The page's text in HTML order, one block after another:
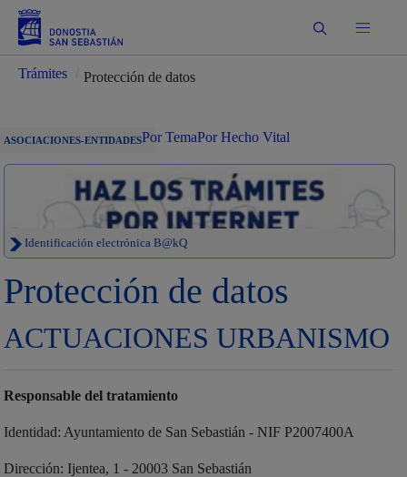
Buscar
Trámites Protección de datos
ASOCIACIONES-ENTIDADESPor TemaPor Hecho Vital
Identificación electrónica B@kQ
Protección de datos
ACTUACIONES URBANISMO
Responsable del tratamiento
Identidad: Ayuntamiento de San Sebastián - NIF P2007400A
Dirección: Ijentea, 1 - 20003 San Sebastián